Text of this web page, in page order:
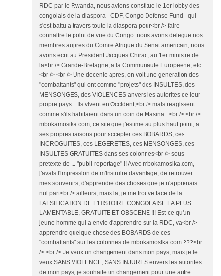
RDC par le Rwanda, nous avions constitue le 1er lobby des
congolais de la diaspora - CDF, Congo Defense Fund - qui
s'est battu a travers toute la diaspora pour<br /> faire
connaitre le point de vue du Congo: nous avons delegue nos
membres aupres du Comite Afrique du Senat americain, nous
avons ecrit au President Jacques Chirac, au 1er ministre de
la<br /> Grande-Bretagne, a la Communaute Europeene, etc.
<br /> <br /> Une decenie apres, on voit une generation des
"combattants" qui ont comme "projets" des INSULTES, des
MENSONGES, des VIOLENCES anvers les autorites de leur
propre pays... Ils vivent en Occident,<br /> mais reagissent
comme s'ils habitaient dans un coin de Masina...<br /> <br />
mbokamosika.com, ce site que j'estime au plus haut point, a
ses propres raisons pour accepter ces BOBARDS, ces
INCROGUITES, ces LEGERETES, ces MENSONGES, ces
INSULTES GRATUITES dans ses colonnes<br /> sous
pretexte de ... "publi-reportage" !! Avec mbokamosika.com,
j'avais l'impression de m'instruire davantage, de retrouver
mes souvenirs, d'apprendre des choses que je n'apprenais
nul part<br /> ailleurs, mais la, je me trouve face de la
FALSIFICATION DE L'HISTOIRE CONGOLAISE LA PLUS
LAMENTABLE, GRATUITE ET OBSCENE !!! Est-ce qu'un
jeune homme qui a envie d'apprendre sur la RDC, va<br />
apprendre quelque chose des BOBARDS de ces
"combattants" sur les colonnes de mbokamosika.com ???<br
/> <br /> Je veux un changement dans mon pays, mais je le
veux SANS VIOLENCE, SANS INJURES envers les autorites
de mon pays; je souhaite un changement pour une autre